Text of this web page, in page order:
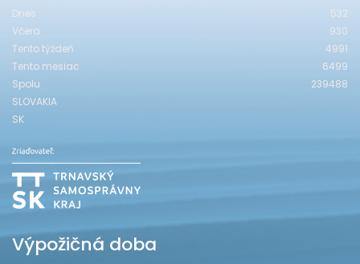
Dnes
532
Včera
930
Tento týždeň
4991
Tento mesiac
6499
Spolu
239488
SLOVAKIA
SK
Výpožičná doba